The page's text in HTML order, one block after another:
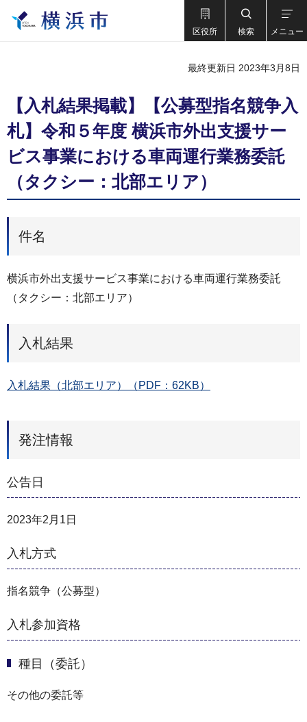
区役所 検索 メニュー
最終更新日 2023年3月8日
【入札結果掲載】【公募型指名競争入
札】令和５年度 横浜市外出支援サー
ビス事業における車両運行業務委託
（タクシー：北部エリア）
件名
横浜市外出支援サービス事業における車両運行業務委託
（タクシー：北部エリア）
入札結果
入札結果（北部エリア）（PDF：62KB）
発注情報
公告日
2023年2月1日
入札方式
指名競争（公募型）
入札参加資格
種目（委託）
その他の委託等